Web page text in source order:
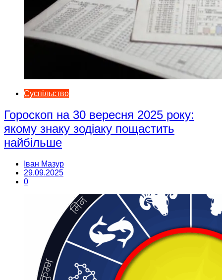
Суспільство
Гороскоп на 30 вересня 2025 року:
якому знаку зодіаку пощастить
найбільше
Іван Мазур
29.09.2025
0